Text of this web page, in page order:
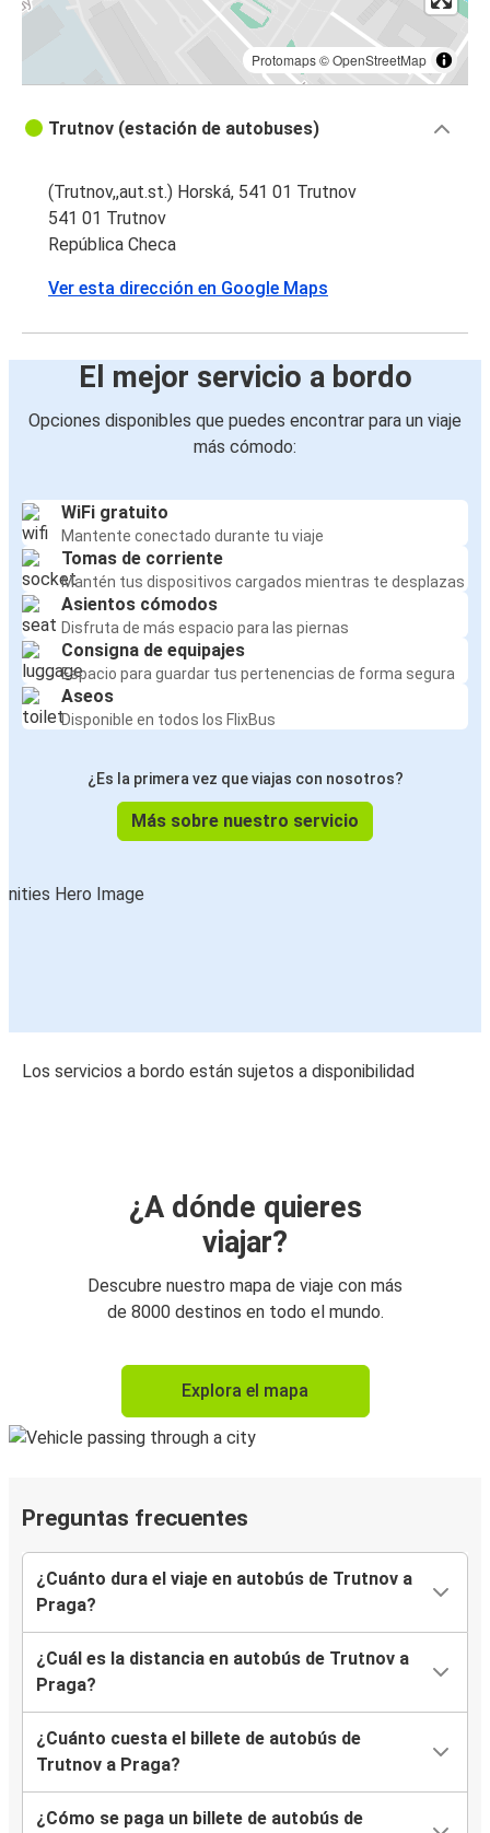
Protomaps©OpenStreetMap
Trutnov (estación de autobuses)
(Trutnov,,aut.st.) Horská, 541 01 Trutnov
541 01 Trutnov
República Checa
Ver esta dirección en Google Maps
El mejor servicio a bordo
Opciones disponibles que puedes encontrar para un viaje
más cómodo:
WiFi gratuito
Mantente conectado durante tu viaje
Tomas de corriente
Mantén tus dispositivos cargados mientras te desplazas
Asientos cómodos
Disfruta de más espacio para las piernas
Consigna de equipajes
Espacio para guardar tus pertenencias de forma segura
Aseos
Disponible en todos los FlixBus
¿Es la primera vez que viajas con nosotros?
Más sobre nuestro servicio
Los servicios a bordo están sujetos a disponibilidad
¿A dónde quieres
viajar?
Descubre nuestro mapa de viaje con más
de 8000 destinos en todo el mundo.
Explora el mapa
Preguntas frecuentes
¿Cuánto dura el viaje en autobús de Trutnov a
Praga?
¿Cuál es la distancia en autobús de Trutnov a
Praga?
¿Cuánto cuesta el billete de autobús de
Trutnov a Praga?
¿Cómo se paga un billete de autobús de